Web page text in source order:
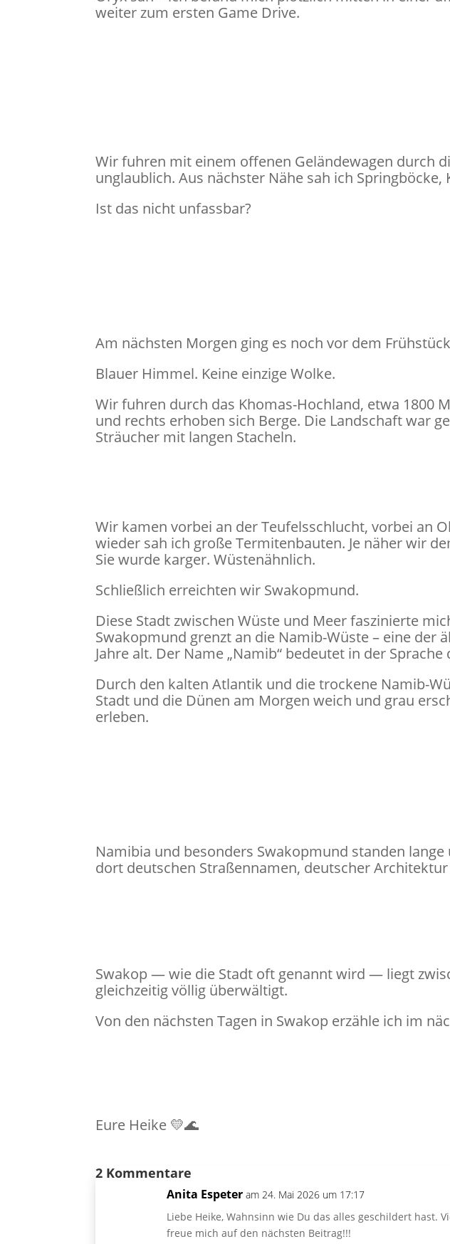
weiter zum ersten Game Drive.
Wir fuhren mit einem offenen Geländewagen durch
unglaublich. Aus nächster Nähe sah ich
Ist das nicht unfassbar?
Am nächsten Morgen ging es noch vor dem
Blauer Himmel. Keine einzige Wolke.
Wir fuhren durch das Khomas-Hochland, etwa 1800
und rechts erhoben sich Berge. Die Landschaft war
Sträucher mit langen Stacheln.
Wir kamen vorbei an der Teufelsschlucht, vorbei an
wieder sah ich große Termitenbauten. Je näher wir
Sie wurde karger. Wüstenähnlich.
Schließlich erreichten wir Swakopmund.
Diese Stadt zwischen Wüste und Meer faszinierte
Swakopmund grenzt an die Namib-Wüste – eine der
Jahre alt. Der Name „Namib“ bedeutet in der
Durch den kalten Atlantik und die trockene Namib-
Stadt und die Dünen am Morgen weich und grau
erleben.
Namibia und besonders Swakopmund standen
dort deutschen Straßennamen, deutscher
Swakop — wie die Stadt oft genannt wird — liegt
gleichzeitig völlig überwältigt.
Von den nächsten Tagen in Swakop erzähle ich im
Eure Heike 💛🌊
2 Kommentare
Anita Espeter am 24. Mai 2026 um 17:17
Liebe Heike, Wahnsinn wie Du das alles geschildert hast.
freue mich auf den nächsten Beitrag!!!